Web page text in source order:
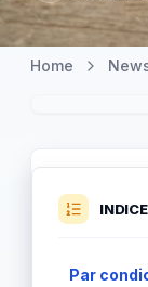
Home
Par